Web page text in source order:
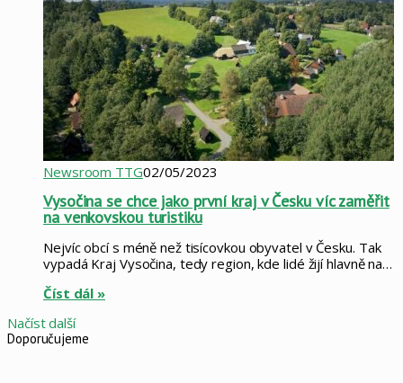
Newsroom TTG02/05/2023
Vysočina se chce jako první kraj v Česku víc zaměřit
na venkovskou turistiku
Nejvíc obcí s méně než tisícovkou obyvatel v Česku. Tak
vypadá Kraj Vysočina, tedy region, kde lidé žijí hlavně na…
Číst dál »
Načíst další
Doporučujeme